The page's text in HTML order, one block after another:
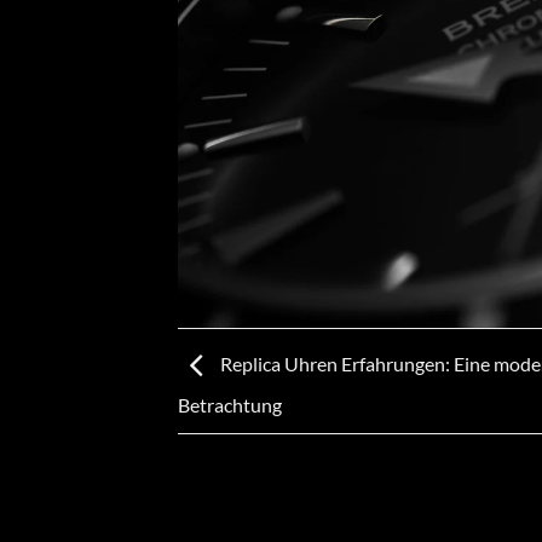
Replica Uhren Erfahrungen: Eine
Betrachtung